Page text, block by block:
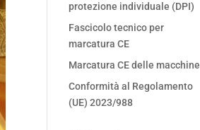
protezione individuale (DPI)
Fascicolo tecnico per
marcatura CE
Marcatura CE delle macchine
Conformità al Regolamento
(UE) 2023/988